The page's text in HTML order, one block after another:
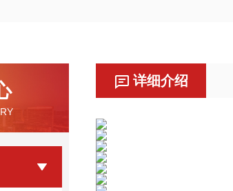
详细介绍